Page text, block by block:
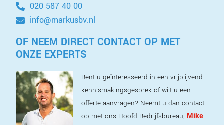
020 587 40 00
info@markusbv.nl
OF NEEM DIRECT CONTACT OP MET
ONZE EXPERTS
Bent u geïnteresseerd in een vrijblijvend
kennismakingsgesprek of wilt u een
offerte aanvragen? Neemt u dan contact
op met ons Hoofd Bedrijfsbureau, Mike